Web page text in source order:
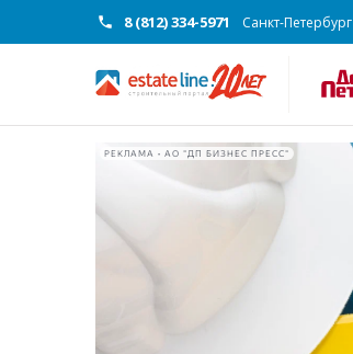
8 (812) 334-5971 Санкт-Петербург
РЕКЛАМА • АО "ДП БИЗНЕС ПРЕСС"